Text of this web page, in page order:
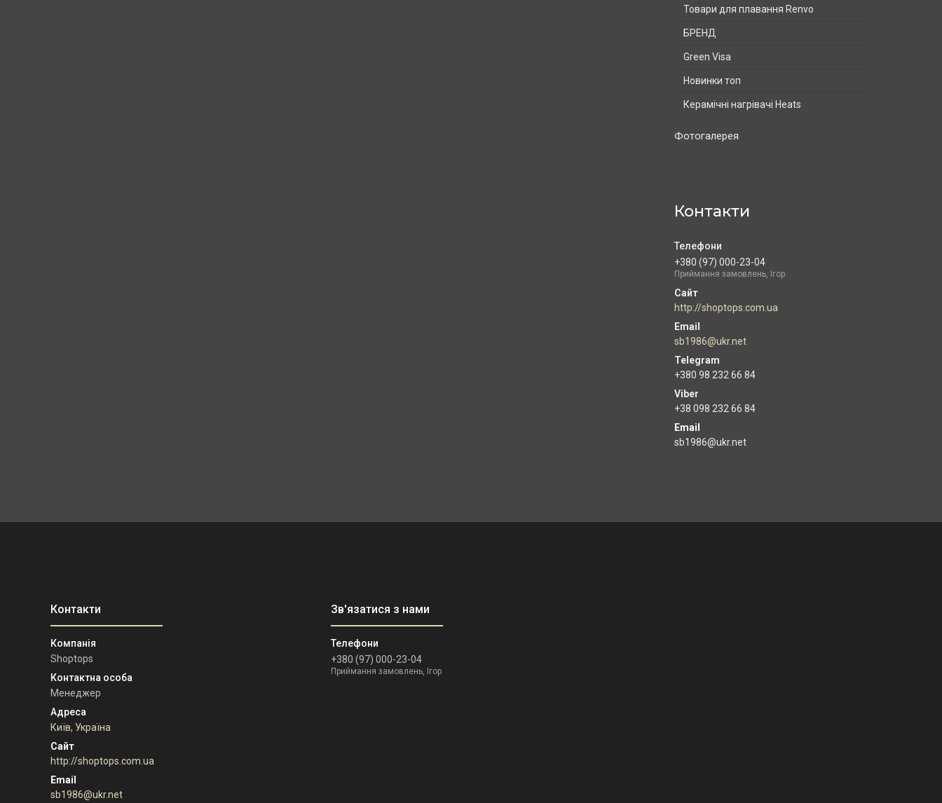
Товари для плавання Renvo
БРЕНД
Green Visa
Новинки топ
Керамічні нагрівачі Heats
Фотогалерея
Контакти
+380 (97) 000-23-04
Приймання замовлень, Ігор
http://shoptops.com.ua
sb1986@ukr.net
+380 98 232 66 84
+38 098 232 66 84
Email
sb1986@ukr.net
Shoptops
Менеджер
Київ, Україна
http://shoptops.com.ua
sb1986@ukr.net
+380 (97) 000-23-04
Приймання замовлень, Ігор